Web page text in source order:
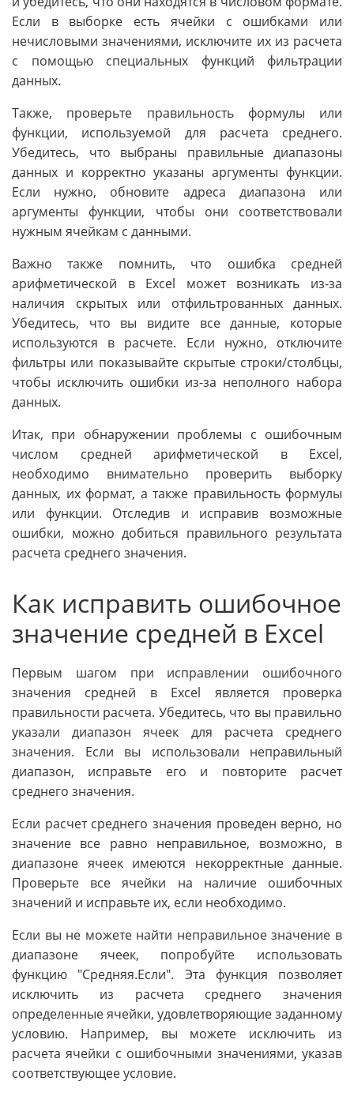
Если в выборке есть ячейки с ошибками или
нечисловыми значениями, исключите их из расчета
с помощью специальных функций фильтрации
данных.
Также, проверьте правильность формулы или
функции, используемой для расчета среднего.
Убедитесь, что выбраны правильные диапазоны
данных и корректно указаны аргументы функции.
Если нужно, обновите адреса диапазона или
аргументы функции, чтобы они соответствовали
нужным ячейкам с данными.
Важно также помнить, что ошибка средней
арифметической в Excel может возникать из-за
наличия скрытых или отфильтрованных данных.
Убедитесь, что вы видите все данные, которые
используются в расчете. Если нужно, отключите
фильтры или показывайте скрытые строки/столбцы,
чтобы исключить ошибки из-за неполного набора
данных.
Итак, при обнаружении проблемы с ошибочным
числом средней арифметической в Excel,
необходимо внимательно проверить выборку
данных, их формат, а также правильность формулы
или функции. Отследив и исправив возможные
ошибки, можно добиться правильного результата
расчета среднего значения.
Как исправить ошибочное
значение средней в Excel
Первым шагом при исправлении ошибочного
значения средней в Excel является проверка
правильности расчета. Убедитесь, что вы правильно
указали диапазон ячеек для расчета среднего
значения. Если вы использовали неправильный
диапазон, исправьте его и повторите расчет
среднего значения.
Если расчет среднего значения проведен верно, но
значение все равно неправильное, возможно, в
диапазоне ячеек имеются некорректные данные.
Проверьте все ячейки на наличие ошибочных
значений и исправьте их, если необходимо.
Если вы не можете найти неправильное значение в
диапазоне ячеек, попробуйте использовать
функцию "Средняя.Если". Эта функция позволяет
исключить из расчета среднего значения
определенные ячейки, удовлетворяющие заданному
условию. Например, вы можете исключить из
расчета ячейки с ошибочными значениями, указав
соответствующее условие.